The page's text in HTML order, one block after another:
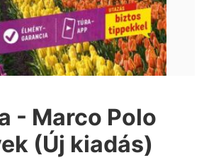
- Marco Polo
(Új kiadás)